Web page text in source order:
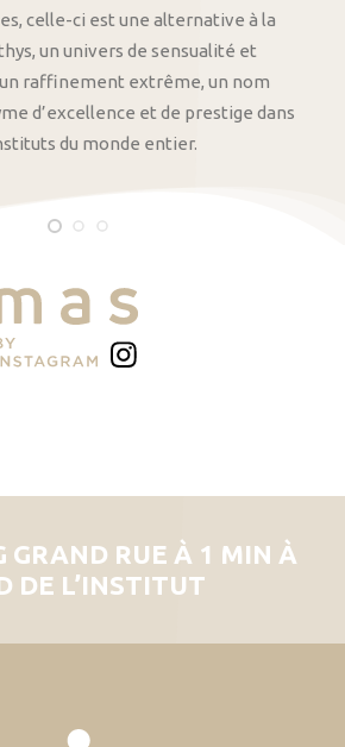
celle-ci est une alternative à la
un univers de sensualité et
raffinement extrême, un nom
d’excellence et de prestige dans
du monde entier.
GRAND RUE À 1 MIN À
DE L’INSTITUT